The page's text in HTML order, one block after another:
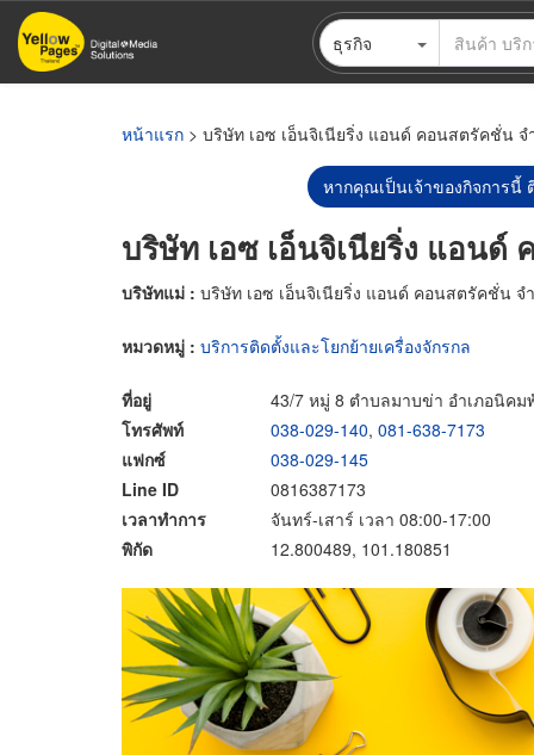
ข้าม
ไป
ธุรกิจ
หน้าแรก > บริษัท เอซ เอ็นจิเนียริ่ง แอนด์ คอนสตรัคชั่น จ
หากคุณเป็นเจ้าของกิจการนี้
บริษัท เอซ เอ็นจิเนียริ่ง แอน
บริษัทแม่ : บริษัท เอซ เอ็นจิเนียริ่ง แอนด์ คอนสตรัคชั่น จ
หมวดหมู่ : บริการติดตั้งและโยกย้ายเครื่องจักรกล
ที่อยู่
43/7 หมู่ 8 ตำบลมาบข่า อำเภอนิค
โทรศัพท์
038-029-140, 081-638-7173
แฟกซ์
038-029-145
Line ID
0816387173
เวลาทำการ
จันทร์-เสาร์ เวลา 08:00-17:00
พิกัด
12.800489, 101.180851